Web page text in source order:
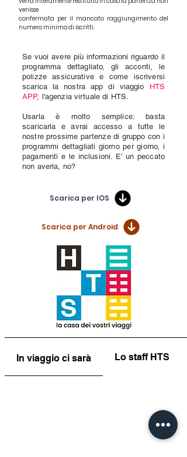
venisse
confermata per il mancato raggiungimento del
numero minimo di iscritti.
Se vuoi avere più informazioni riguardo il
programma dettagliato, gli acconti, le
polizze assicurative e come iscriversi
scarica la nostra app di viaggio HTS
APP, l'agenzia virtuale di HTS.
Usarla è molto semplice: basta
scaricarla e avrai accesso a tutte le
nostre prossime partenze di gruppo con i
programmi dettagliati giorno per giorno, i
pagamenti e le inclusioni. E' un peccato
non averla, no?
Scarica per IOS
Scarica per Android
In viaggio ci sarà Lo staff HTS